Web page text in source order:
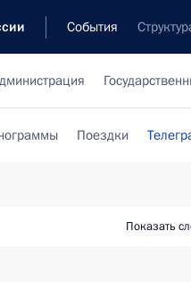
События
Поездки
Показать